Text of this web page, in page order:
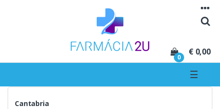
0
€ 0,00
☰
Cantabria